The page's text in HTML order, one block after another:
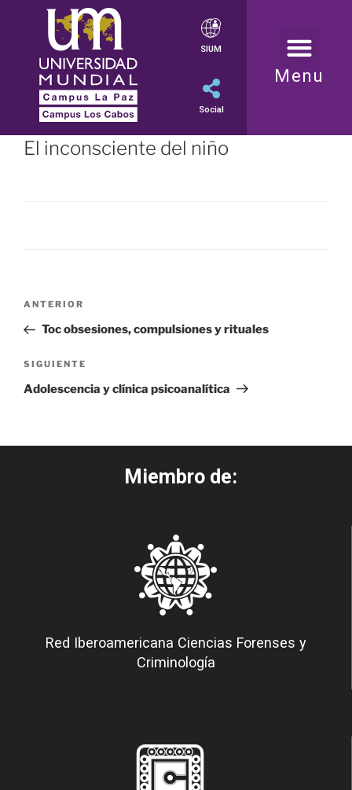
SIUM
Social
Menu
El inconsciente del niño
ANTERIOR
Toc obsesiones, compulsiones y rituales
SIGUIENTE
Adolescencia y clínica psicoanalítica
Miembro de:
Red Iberoamericana Ciencias Forenses y
Criminología